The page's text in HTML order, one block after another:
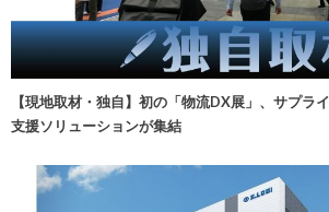
【現地取材・独自】初の「物流DX展」、サプラ
支援ソリューションが集結